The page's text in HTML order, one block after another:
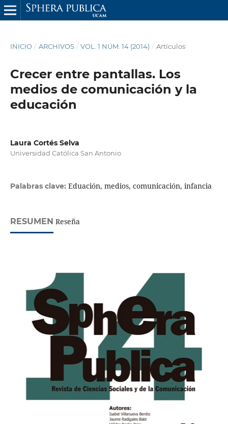
INICIO / ARCHIVOS / VOL. 1 NÚM. 14 (2014) / Artículos
Crecer entre pantallas. Los
medios de comunicación y la
educación
Laura Cortés Selva
Universidad Católica San Antonio
Palabras clave: Eduación, medios, comunicación, infancia
RESUMEN Reseña